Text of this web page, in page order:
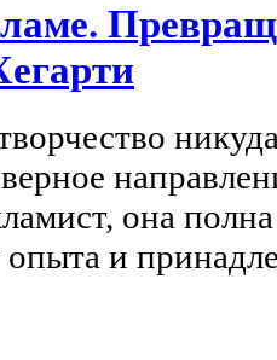
она
опыта и